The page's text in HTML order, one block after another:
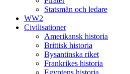
Statsmän och ledare
WW2
Civilisationer
Amerikansk historia
Brittisk historia
Bysantinska riket
Frankrikes historia
Egyptens historia